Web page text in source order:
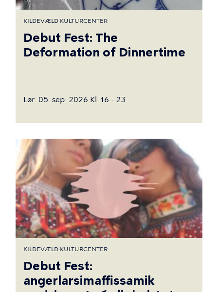
KILDEVÆLD KULTURCENTER
Debut Fest: The
Deformation of Dinnertime
Lør. 05. sep. 2026 Kl. 16 - 23
KILDEVÆLD KULTURCENTER
Debut Fest:
angerlarsimaffissamik